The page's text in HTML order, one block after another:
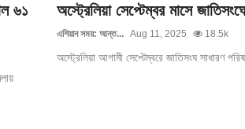
৬১
অস্ট্রেলিয়া সেপ্টেম্বর মাসে
এশিয়ান সময়: আন্ত... Aug 11, 2025 18.5k
অস্ট্রেলিয়া আগামী সেপ্টেম্বরে জাতিসংঘ সাধারণ